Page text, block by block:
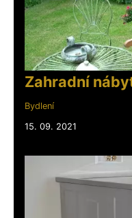
Zahradní
Bydlení
15. 09. 2021